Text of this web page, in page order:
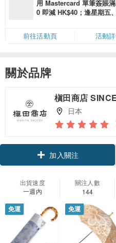
用 Mastercard 單筆簽賬
0 即減 HK$40；逢星期五
限，額滿即止，僅限「常用
卡」結帳）
前往活動頁 活動
關於品牌
槇田商店
日本
加入關注
出貨速度
一週內
關注人數
144
免運 免運